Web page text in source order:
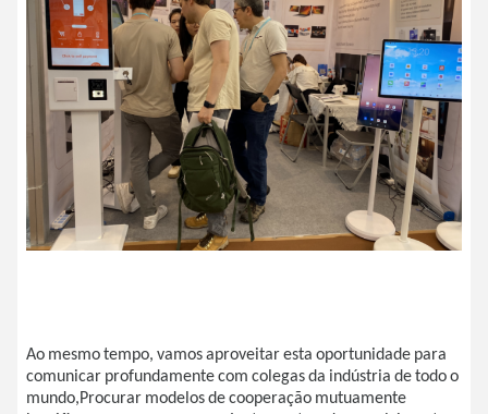
Ao mesmo tempo, vamos aproveitar esta oportunidade para
comunicar profundamente com colegas da indústria de todo o
mundo,Procurar modelos de cooperação mutuamente